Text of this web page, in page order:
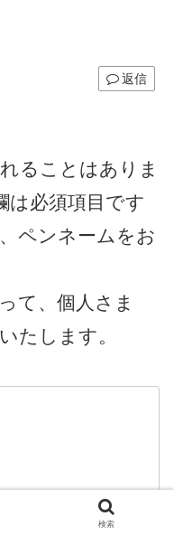
返信
ることはありま
は必須項目です
ペンネームをお
て、個人さま
たします。
検索